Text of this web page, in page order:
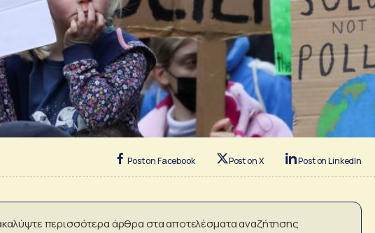
Post on Facebook Post on X Post on LinkedIn
περισσότερα άρθρα στα αποτελέσματα αναζήτησης